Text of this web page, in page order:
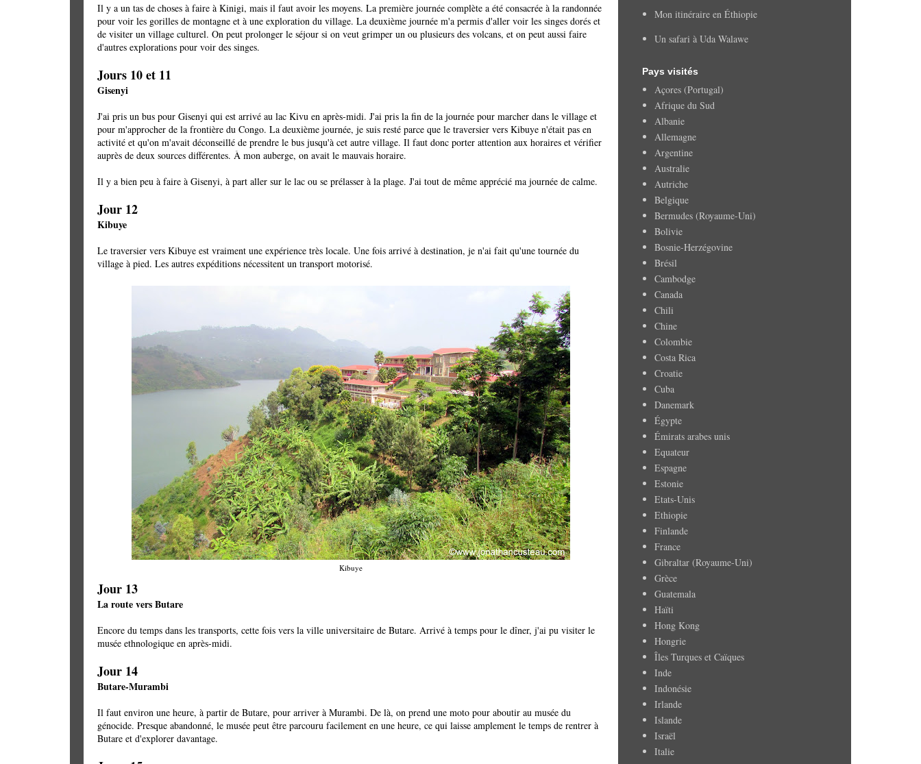
Il y a un tas de choses à faire à Kinigi, mais il faut avoir les moyens. La première journée complète a été consacrée à la randonnée
pour voir les gorilles de montagne et à une exploration du village. La deuxième journée m'a permis d'aller voir les singes dorés et
de visiter un village culturel. On peut prolonger le séjour si on veut grimper un ou plusieurs des volcans, et on peut aussi faire
d'autres explorations pour voir des singes.
Jours 10 et 11
Gisenyi
J'ai pris un bus pour Gisenyi qui est arrivé au lac Kivu en après-midi. J'ai pris la fin de la journée pour marcher dans le village et
pour m'approcher de la frontière du Congo. La deuxième journée, je suis resté parce que le traversier vers Kibuye n'était pas en
activité et qu'on m'avait déconseillé de prendre le bus jusqu'à cet autre village. Il faut donc porter attention aux horaires et vérifier
auprès de deux sources différentes. À mon auberge, on avait le mauvais horaire.
Il y a bien peu à faire à Gisenyi, à part aller sur le lac ou se prélasser à la plage. J'ai tout de même apprécié ma journée de calme.
Jour 12
Kibuye
Le traversier vers Kibuye est vraiment une expérience très locale. Une fois arrivé à destination, je n'ai fait qu'une tournée du
village à pied. Les autres expéditions nécessitent un transport motorisé.
Kibuye
Jour 13
La route vers Butare
Encore du temps dans les transports, cette fois vers la ville universitaire de Butare. Arrivé à temps pour le dîner, j'ai pu visiter le
musée ethnologique en après-midi.
Jour 14
Butare-Murambi
Il faut environ une heure, à partir de Butare, pour arriver à Murambi. De là, on prend une moto pour aboutir au musée du
génocide. Presque abandonné, le musée peut être parcouru facilement en une heure, ce qui laisse amplement le temps de rentrer à
Butare et d'explorer davantage.
Mon itinéraire en Éthiopie
Un safari à Uda Walawe
Pays visités
Açores (Portugal)
Afrique du Sud
Albanie
Allemagne
Argentine
Australie
Autriche
Belgique
Bermudes (Royaume-Uni)
Bolivie
Bosnie-Herzégovine
Brésil
Cambodge
Canada
Chili
Chine
Colombie
Costa Rica
Croatie
Cuba
Danemark
Égypte
Émirats arabes unis
Equateur
Espagne
Estonie
Etats-Unis
Ethiopie
Finlande
France
Gibraltar (Royaume-Uni)
Grèce
Guatemala
Haïti
Hong Kong
Hongrie
Îles Turques et Caïques
Inde
Indonésie
Irlande
Islande
Israël
Italie